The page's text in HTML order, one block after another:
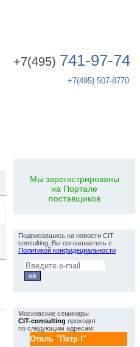
+7(495) 741-97-74
+7(495) 507-8770
Мы зарегистрированы
на Портале
поставщиков
Подписавшись на новости CIT
consulting, Вы соглашаетесь с
Политикой конфидециальности
Московские семинары
CIT-consulting проходят
по следующим адресам:
Отель "Петр Ⅰ"